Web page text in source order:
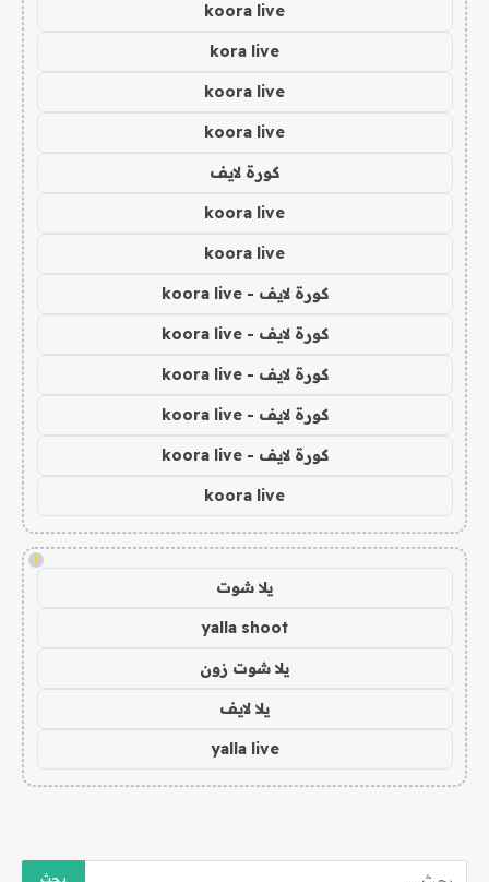
koora live
kora live
koora live
koora live
كورة لايف
koora live
koora live
كورة لايف - koora live
كورة لايف - koora live
كورة لايف - koora live
كورة لايف - koora live
كورة لايف - koora live
koora live
!
يلا شوت
yalla shoot
يلا شوت زون
يلا لايف
yalla live